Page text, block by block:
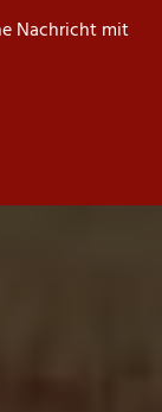
Nachricht mit